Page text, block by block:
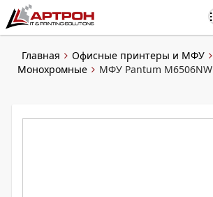
Главная Офисные принтеры и МФУ
Монохромные
МФУ Pantum M6506NW